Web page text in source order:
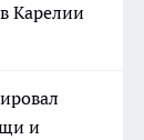
Карелии
и